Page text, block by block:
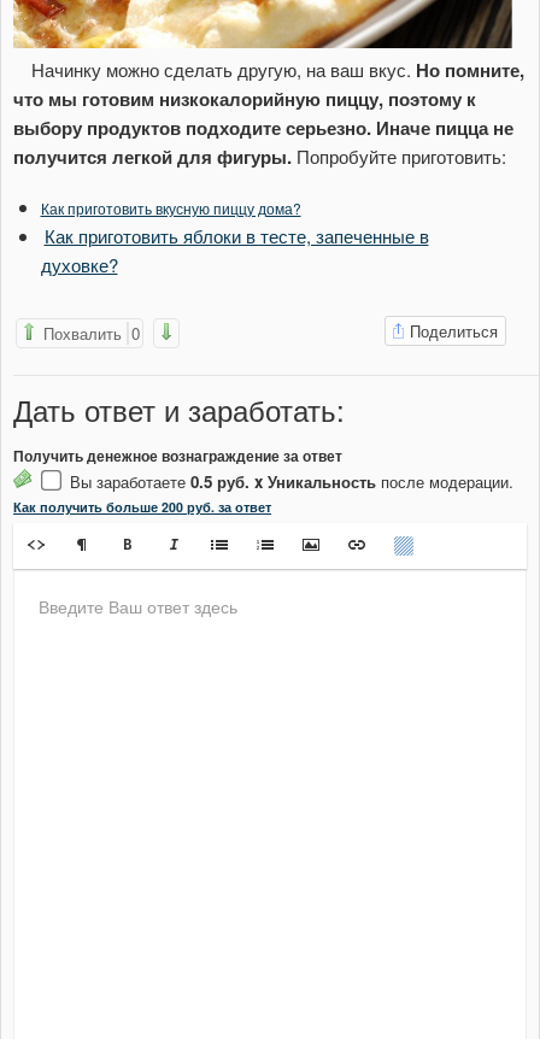
Начинку можно сделать другую, на ваш вкус. Но помните,
что мы готовим низкокалорийную пиццу, поэтому к
выбору продуктов подходите серьезно. Иначе пицца не
получится легкой для фигуры. Попробуйте приготовить:
Как приготовить вкусную пиццу дома?
Как приготовить яблоки в тесте, запеченные в
духовке?
Похвалить 0 Поделиться
Дать ответ и заработать:
Получить денежное вознаграждение за ответ
Вы заработаете 0.5 руб. x Уникальность после модерации.
Как получить больше 200 руб. за ответ